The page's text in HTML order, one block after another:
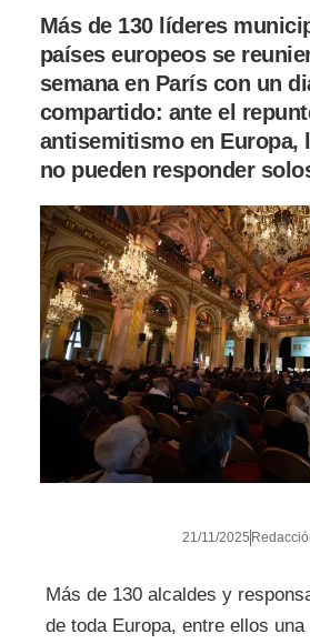
Más de 130 líderes
países europeos se
semana en París con un
compartido: ante el
antisemitismo en Europa,
no pueden responder
21/11/2025
Más de 130 alcaldes y
de toda Europa, entre ellos una